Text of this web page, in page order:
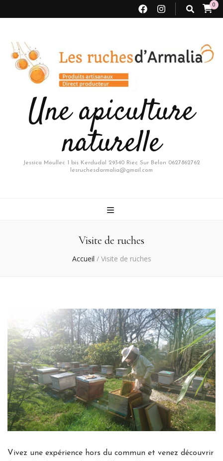
0
Une apiculture
naturelle
Jessica Moullec 1 bis Kerdudal 29340 Riec Sur Belon 0627862762
lesruchesdarmalia@gmail.com
Visite de ruches
Accueil / Visite de ruches
Vivez une expérience hors du commun et venez découvrir